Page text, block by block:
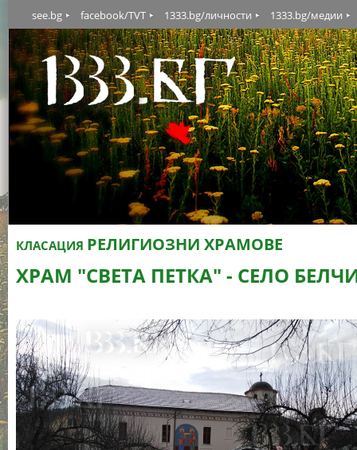
see.bg facebook/TVT 1333.bg/личности 1333.bg/медии
КЛАСАЦИЯ РЕЛИГИОЗНИ ХРАМОВЕ
ХРАМ "СВЕТА ПЕТКА" - СЕЛО